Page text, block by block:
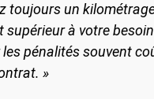
toujours un
supérieur à votre
pénalités souvent
»